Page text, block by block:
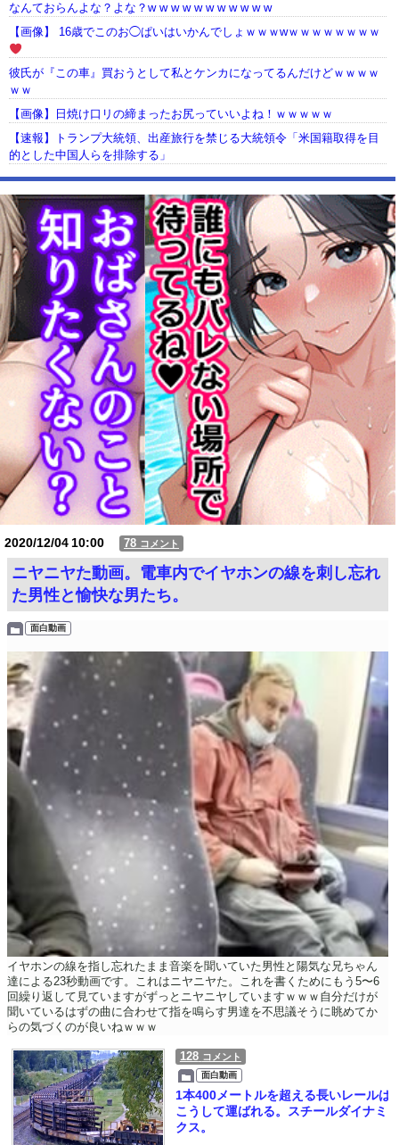
なんておらんよな？よな？w w w w w w w w w w w
【画像】 16歳でこのお◯ぱいはいかんでしょｗｗｗwｗｗｗｗｗｗｗｗ
彼氏が『この車』買おうとして私とケンカになってるんだけどｗｗｗｗ
ｗｗ
【画像】日焼け口リの締まったお尻っていいよね！ｗｗｗｗｗ
【速報】トランプ大統領、出産旅行を禁じる大統領令「米国籍取得を目
的とした中国人らを排除する」
【動画】USJの禁止エリアに子どもたちが続々乱入 → スタッフが注意し
ても止まらない事態に
Powered by livedoor 相互RSS
2020/12/0410:00 78 コメント
ニヤニヤた動画。電車内でイヤホンの線を刺し忘れ
た男性と愉快な男たち。
面白動画
イヤホンの線を指し忘れたまま音楽を聞いていた男性と陽気な兄ちゃん
達による23秒動画です。これはニヤニヤた。これを書くためにもう5〜6
回繰り返して見ていますがずっとニヤニヤしていますｗｗｗ自分だけが
聞いているはずの曲に合わせて指を鳴らす男達を不思議そうに眺めてか
らの気づくのが良いねｗｗｗ
128 コメント
面白動画
1本400メートルを超える長いレールは
こうして運ばれる。スチールダイナミ
クス。